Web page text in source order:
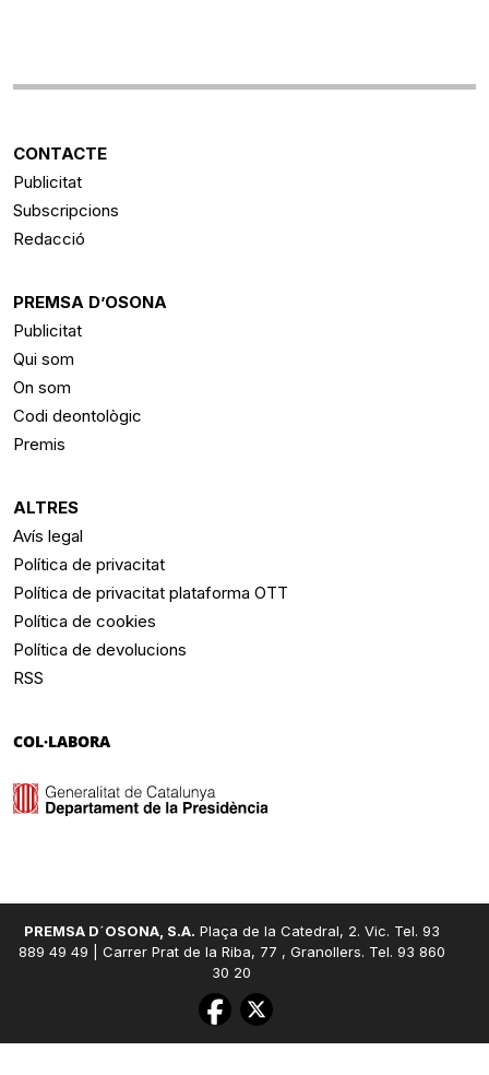
CONTACTE
Publicitat
Subscripcions
Redacció
PREMSA D’OSONA
Publicitat
Qui som
On som
Codi deontològic
Premis
ALTRES
Avís legal
Política de privacitat
Política de privacitat plataforma OTT
Política de cookies
Política de devolucions
RSS
COL·LABORA
PREMSA D´OSONA, S.A. Plaça de la Catedral, 2. Vic. Tel. 93
889 49 49 | Carrer Prat de la Riba, 77 , Granollers. Tel. 93 860
30 20